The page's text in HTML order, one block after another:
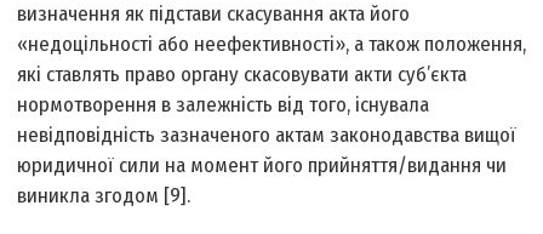
визначення як підстави скасування акта його
«недоцільності або неефективності», а також положення,
які ставлять право органу скасовувати акти суб’єкта
нормотворення в залежність від того, існувала
невідповідність зазначеного актам законодавства вищої
юридичної сили на момент його прийняття/видання чи
виникла згодом [9].